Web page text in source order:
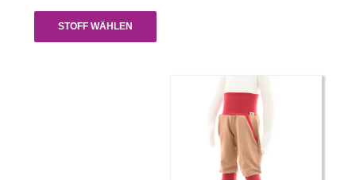
26,00 €
STOFF WÄHLEN